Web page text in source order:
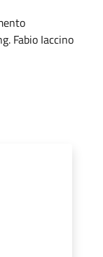
Fabio Iaccino